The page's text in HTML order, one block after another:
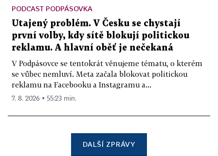
PODCAST PODPÁSOVKA
Utajený problém. V Česku se chystají
první volby, kdy sítě blokují politickou
reklamu. A hlavní oběť je nečekaná
V Podpásovce se tentokrát věnujeme tématu, o kterém
se vůbec nemluví. Meta začala blokovat politickou
reklamu na Facebooku a Instagramu a...
7. 8. 2026 ▪ 55:23 min.
DALŠÍ ZPRÁVY